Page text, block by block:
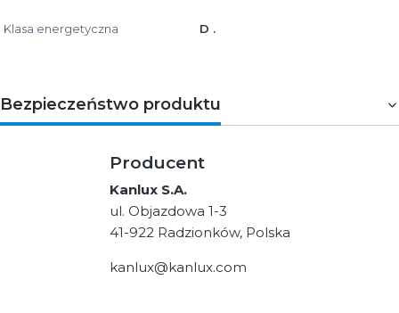
Klasa energetyczna D .
Bezpieczeństwo produktu
Producent
Kanlux S.A.
ul. Objazdowa 1-3
41-922 Radzionków, Polska
kanlux@kanlux.com